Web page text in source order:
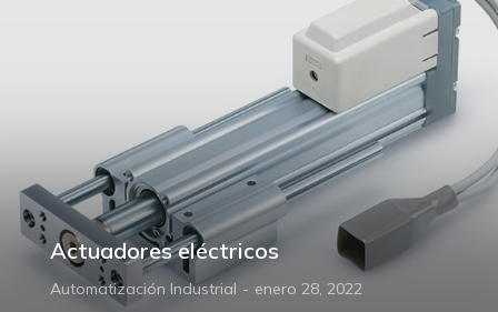
Actuadores eléctricos
Automatización Industrial enero 28, 2022